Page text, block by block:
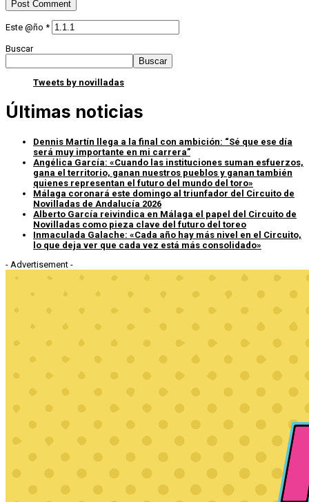
Este @ño *
Buscar
Buscar
Tweets by novilladas
Últimas noticias
Dennis Martín llega a la final con ambición: “Sé que ese día
será muy importante en mi carrera”
Angélica García: «Cuando las instituciones suman esfuerzos,
gana el territorio, ganan nuestros pueblos y ganan también
quienes representan el futuro del mundo del toro»
Málaga coronará este domingo al triunfador del Circuito de
Novilladas de Andalucía 2026
Alberto García reivindica en Málaga el papel del Circuito de
Novilladas como pieza clave del futuro del toreo
Inmaculada Galache: «Cada año hay más nivel en el Circuito,
lo que deja ver que cada vez está más consolidado»
- Advertisement -